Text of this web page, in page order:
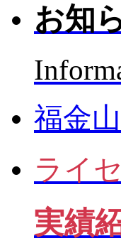
お知
福金
ライ
実績